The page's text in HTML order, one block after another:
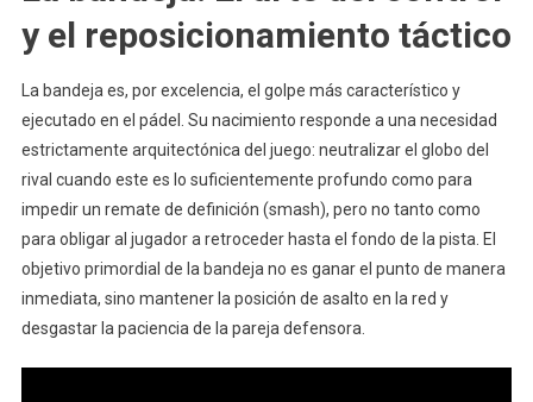
y el reposicionamiento táctico
La bandeja es, por excelencia, el golpe más característico y
ejecutado en el pádel. Su nacimiento responde a una necesidad
estrictamente arquitectónica del juego: neutralizar el globo del
rival cuando este es lo suficientemente profundo como para
impedir un remate de definición (smash), pero no tanto como
para obligar al jugador a retroceder hasta el fondo de la pista. El
objetivo primordial de la bandeja no es ganar el punto de manera
inmediata, sino mantener la posición de asalto en la red y
desgastar la paciencia de la pareja defensora.